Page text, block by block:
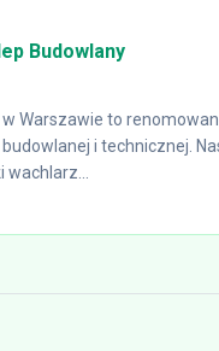
Budowlany
w Warszawie to
i technicznej.